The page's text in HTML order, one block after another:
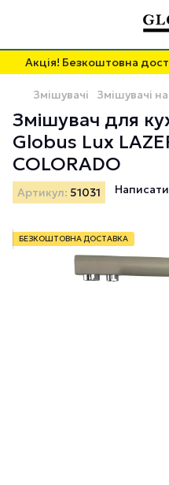
Акція! Безкоштовна
Змішувачі Змішувачі
Змішувач для
Globus Lux
COLORADO
Артикул: 51031 Написати
БЕЗКОШТОВНА ДОСТАВКА